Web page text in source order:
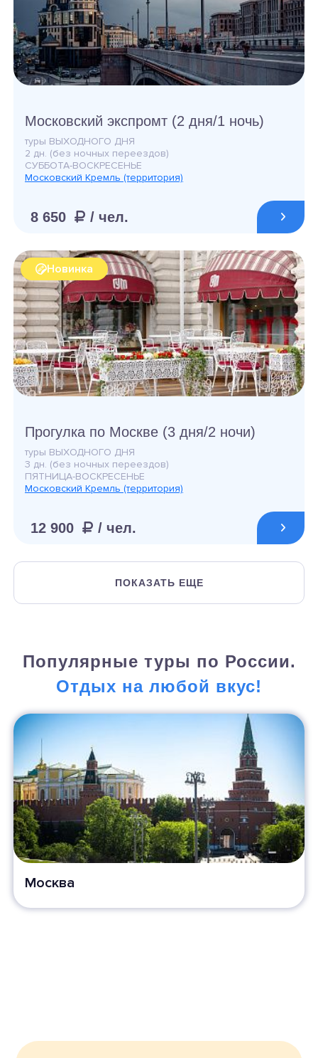
Московский экспромт (2 дня/1 ночь)
туры ВЫХОДНОГО ДНЯ
2 дн. (без ночных переездов)
СУББОТА-ВОСКРЕСЕНЬЕ
Московский Кремль (территория)
8 650 / чел.
Новинка
Прогулка по Москве (3 дня/2 ночи)
туры ВЫХОДНОГО ДНЯ
3 дн. (без ночных переездов)
ПЯТНИЦА-ВОСКРЕСЕНЬЕ
Московский Кремль (территория)
12 900 / чел.
ПОКАЗАТЬ ЕЩЕ
Популярные туры по России.
Отдых на любой вкус!
Москва